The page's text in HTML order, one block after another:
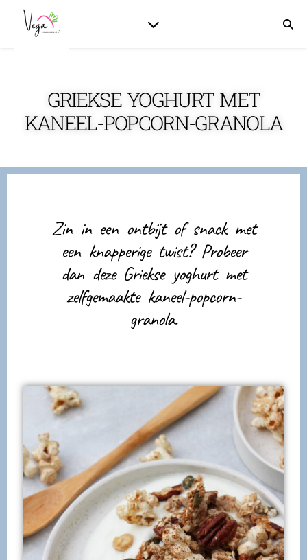
GRIEKSE YOGHURT MET
KANEEL-POPCORN-GRANOLA
Zin in een ontbijt of snack met
een knapperige twist? Probeer
dan deze Griekse yoghurt met
zelfgemaakte kaneel-popcorn-
granola.